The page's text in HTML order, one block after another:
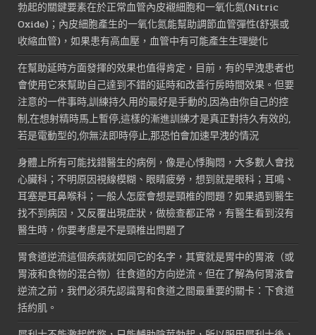
勃起的關鍵要素在於正常血管內皮襯細胞和一氧化氮(Nitric
Oxide)；內皮細胞產生的一氧化氮能幫助調節血管彈性(舒張或
收縮血管)，如果患有高血壓，血管中有可能產生生理變化
在幫助延時方面發揮的效果也值得肯定，目前，有的早洩患者也
會使用它來幫助自己達到不錯的延時和改善行房時間效果。但要
注意的一件事時,訓練持久用的最好是手動的,因為由你自己的控
制,在想射精時馬上暫停,這樣的漸進訓練才是真正對持久有效的,
若是電動型的,你無法即時停止,那恐怕會加速早洩的情況
身體上所有可能找錯醫生的病例，像是心悸胸悶，大多數人會找
心臟科；不明原因視線模糊、眼睛疲勞，想到就是眼科；耳鳴、
耳塞是耳鼻喉科；一般人怎麼會想是頸椎的問題？如果遇到醫生
找不到病因，又反覆出現症狀，做檢查都正常，有醫生看到沒有
醫生時，你要考慮是不是頸椎出問題了
胃食道逆流這個疾病就如同它的名字，其實就是胃中的胃液（或
胃液和食物的混合物）往食道的方向逆流。但在了解為何胃液會
逆流之前，我們必須先認識胃和食道之間最重要的關卡：下食道
括約肌。